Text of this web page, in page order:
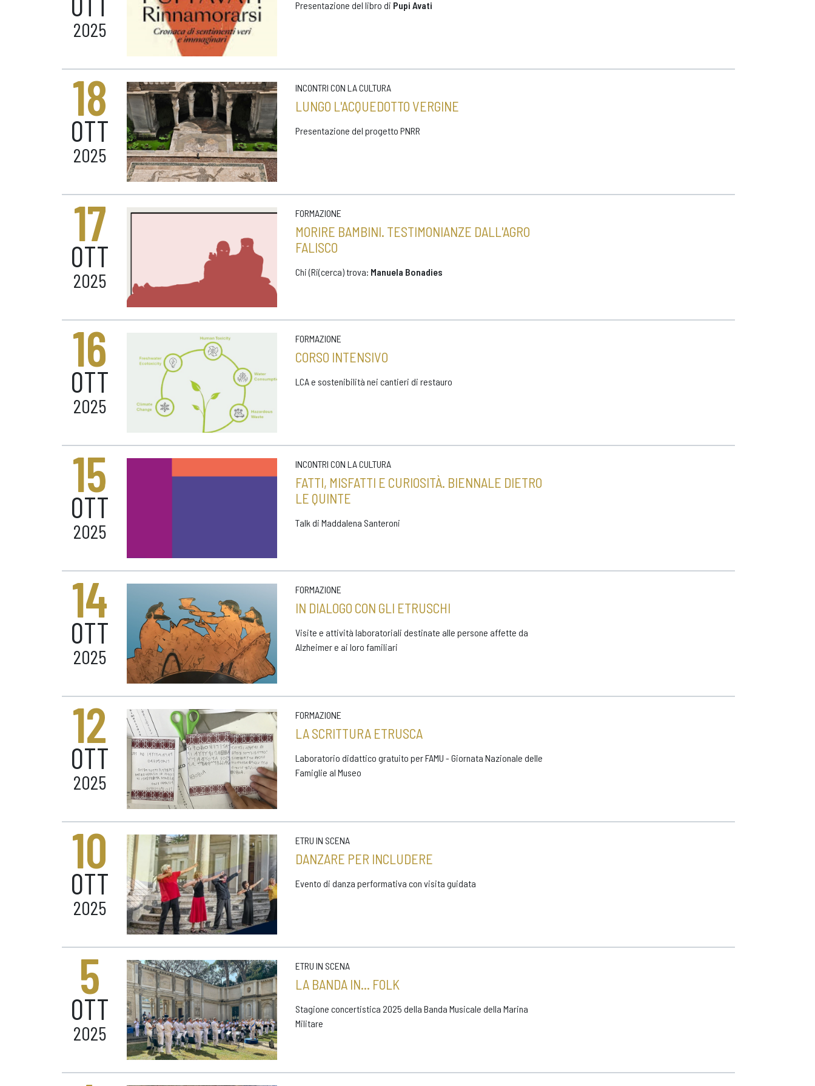
2025
Presentazione del libro di Pupi Avati
18
OTT
2025
INCONTRI CON LA CULTURA
LUNGO L'ACQUEDOTTO VERGINE
Presentazione del progetto PNRR
17
OTT
2025
FORMAZIONE
MORIRE BAMBINI. TESTIMONIANZE DALL'AGRO
FALISCO
Chi (Ri(cerca) trova: Manuela Bonadies
16
OTT
2025
FORMAZIONE
CORSO INTENSIVO
LCA e sostenibilità nei cantieri di restauro
15
OTT
2025
INCONTRI CON LA CULTURA
FATTI, MISFATTI E CURIOSITÀ. BIENNALE DIETRO
LE QUINTE
Talk di Maddalena Santeroni
14
OTT
2025
FORMAZIONE
IN DIALOGO CON GLI ETRUSCHI
Visite e attività laboratoriali destinate alle persone affette da
Alzheimer e ai loro familiari
12
OTT
2025
FORMAZIONE
LA SCRITTURA ETRUSCA
Laboratorio didattico gratuito per FAMU - Giornata Nazionale delle
Famiglie al Museo
10
OTT
2025
ETRU IN SCENA
DANZARE PER INCLUDERE
Evento di danza performativa con visita guidata
5
OTT
2025
ETRU IN SCENA
LA BANDA IN... FOLK
Stagione concertistica 2025 della Banda Musicale della Marina
Militare